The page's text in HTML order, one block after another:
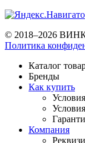
© 2018–2026
Политика
Каталог
Бренды
Как купить
Компания